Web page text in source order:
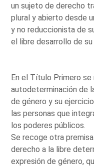
un sujeto de derecho
plural y abierto desde
y no reduccionista de
el libre desarrollo de su
En el Título Primero
autodeterminación de
de género y su
las personas que
los poderes públicos.
Se recoge otra
derecho a la libre
expresión de género,